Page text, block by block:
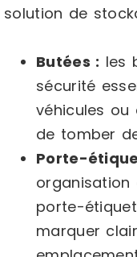
solution de
Butées : les
sécurité
véhicules
de tomber
Porte-
organisation
porte-
marquer